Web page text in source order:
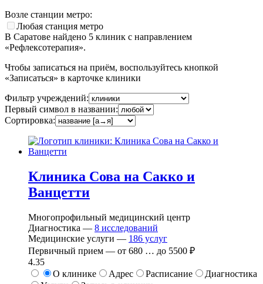
Возле станции метро:
Любая станция метро
В Саратове найдено 5 клиник с направлением
«Рефлексотерапия».
Чтобы записаться на приём, воспользуйтесь кнопкой
«Записаться» в карточке клиники
Фильтр учреждений:
Первый символ в названии:
Сортировка:
Клиника Сова на Сакко и
Ванцетти
Многопрофильный медицинский центр
Диагностика — 8 исследований
Медицинские услуги — 186 услуг
Первичный прием — от 680 … до 5500 ₽
4.35
О клинике
Адрес Расписание
Диагностика